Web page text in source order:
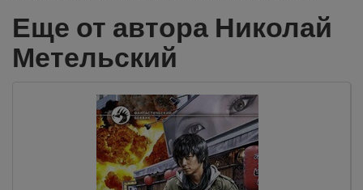
Еще от автора Николай
Метельский